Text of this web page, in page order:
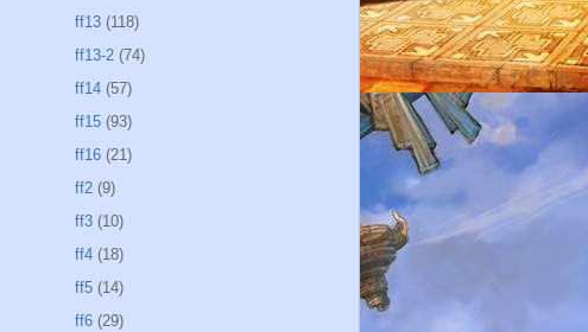
ff13 (118)
ff13-2 (74)
ff14 (57)
ff15 (93)
ff16 (21)
ff2 (9)
ff3 (10)
ff4 (18)
ff5 (14)
ff6 (29)